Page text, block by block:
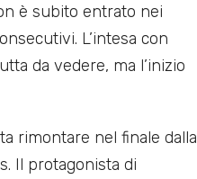
è subito entrato nei
L’intesa con
da vedere, ma l’inizio
rimontare nel finale dalla
Il protagonista di